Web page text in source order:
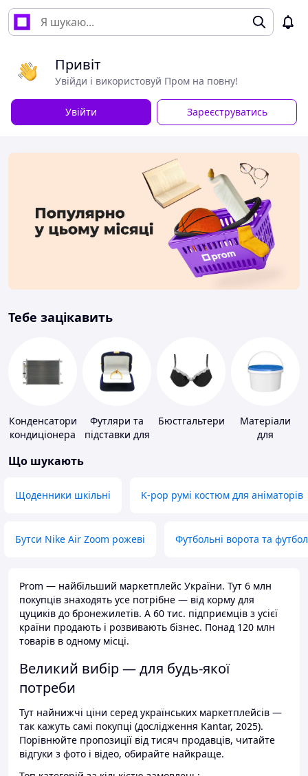
Привіт
Увійди і використовуй Пром на повну!
Увійти Зареєструватись
Тебе зацікавить
Конденсатори
кондиціонера
Футляри та
підставки для
Бюстгальтери
Матеріали
для
Що шукають
Щоденники шкільні K-pop румі костюм для аніматорів
Бутси Nike Air Zoom рожеві Футбольні ворота та
Prom — найбільший маркетплейс України. Тут 6 млн
покупців знаходять усе потрібне — від корму для
цуциків до бронежилетів. А 60 тис. підприємців з усієї
країни продають і розвивають бізнес. Понад 120 млн
товарів в одному місці.
Великий вибір — для будь-якої
потреби
Тут найнижчі ціни серед українських маркетплейсів —
так кажуть самі покупці (дослідження Kantar, 2025).
Порівнюйте пропозиції від тисяч продавців, читайте
відгуки з фото і відео, обирайте найкраще.